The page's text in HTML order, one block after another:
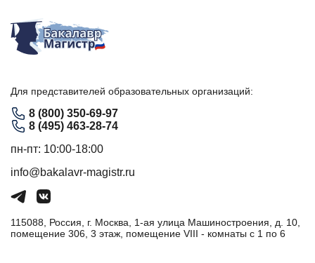
Для представителей образовательных организаций:
8 (800) 350-69-97
8 (495) 463-28-74
пн-пт: 10:00-18:00
info@bakalavr-magistr.ru
115088, Россия, г. Москва, 1-ая улица Машиностроения, д. 10,
помещение 306, 3 этаж, помещение VIII - комнаты с 1 по 6